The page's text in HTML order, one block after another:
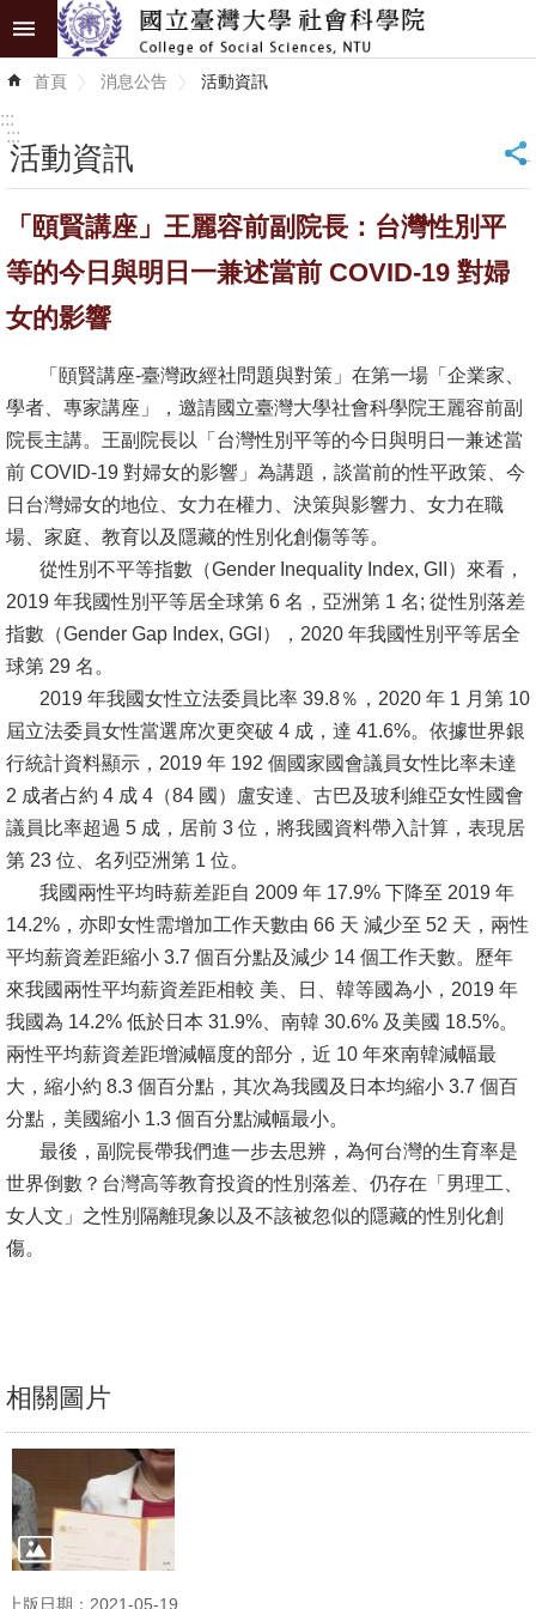
跳到主要內容區塊
進
階
識
學
單
位
研
究
息
公
告
國
際
化
高
深
耕
辦
法
及
文
件
心
輔
&
款
教
研
資
源
與
首頁 消息公告 活動資訊
:::
:::
活動資訊 _
「頤賢講座」王麗容前副院長：台灣性別平
等的今日與明日一兼述當前 COVID-19 對婦
女的影響
「頤賢講座-臺灣政經社問題與對策」在第一場「企業家、
學者、專家講座」，邀請國立臺灣大學社會科學院王麗容前副
院長主講。王副院長以「台灣性別平等的今日與明日一兼述當
前 COVID-19 對婦女的影響」為講題，談當前的性平政策、今
日台灣婦女的地位、女力在權力、決策與影響力、女力在職
場、家庭、教育以及隱藏的性別化創傷等等。
從性別不平等指數（Gender Inequality Index, GII）來看，
2019 年我國性別平等居全球第 6 名，亞洲第 1 名; 從性別落差
指數（Gender Gap Index, GGI），2020 年我國性別平等居全
球第 29 名。
2019 年我國女性立法委員比率 39.8％，2020 年 1 月第 10
屆立法委員女性當選席次更突破 4 成，達 41.6%。依據世界銀
行統計資料顯示，2019 年 192 個國家國會議員女性比率未達
2 成者占約 4 成 4（84 國）盧安達、古巴及玻利維亞女性國會
議員比率超過 5 成，居前 3 位，將我國資料帶入計算，表現居
第 23 位、名列亞洲第 1 位。
我國兩性平均時薪差距自 2009 年 17.9% 下降至 2019 年
14.2%，亦即女性需增加工作天數由 66 天 減少至 52 天，兩性
平均薪資差距縮小 3.7 個百分點及減少 14 個工作天數。歷年
來我國兩性平均薪資差距相較 美、日、韓等國為小，2019 年
我國為 14.2% 低於日本 31.9%、南韓 30.6% 及美國 18.5%。
兩性平均薪資差距增減幅度的部分，近 10 年來南韓減幅最
大，縮小約 8.3 個百分點，其次為我國及日本均縮小 3.7 個百
分點，美國縮小 1.3 個百分點減幅最小。
最後，副院長帶我們進一步去思辨，為何台灣的生育率是
世界倒數？台灣高等教育投資的性別落差、仍存在「男理工、
女人文」之性別隔離現象以及不該被忽似的隱藏的性別化創
傷。
相關圖片
上版日期：2021-05-19